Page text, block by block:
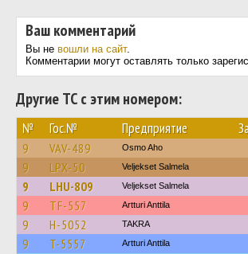
Ваш комментарий
Вы не вошли на сайт.
Комментарии могут оставлять только
Другие ТС с этим номером:
№ Гос.№ Предприятие
9 VAV-489 Osmo Aho
9 LPX-50 Veljekset Salmela
9 LHU-809 Veljekset Salmela
9 TF-557 Artturi Anttila
9 H-5052 TAKRA
9 T-5557 Artturi Anttila